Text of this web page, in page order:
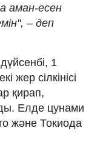
аман-есен
– деп
1
жер сілкінісі
қирап,
Елде цунами
және Токиода